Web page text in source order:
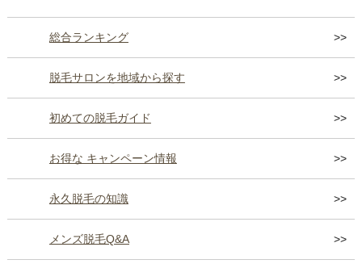
総合ランキング
脱毛サロンを地域から探す
初めての脱毛ガイド
お得な キャンペーン情報
永久脱毛の知識
メンズ脱毛Q&A